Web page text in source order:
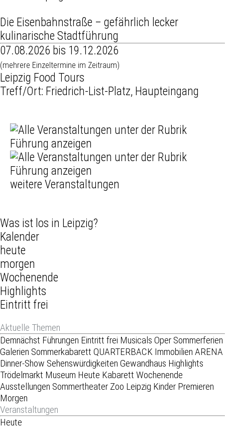
Die Eisenbahnstraße – gefährlich lecker
kulinarische Stadtführung
07.08.2026 bis 19.12.2026
(mehrere Einzeltermine im Zeitraum)
Leipzig Food Tours
Treff/Ort: Friedrich-List-Platz, Haupteingang
weitere Veranstaltungen
Was ist los in Leipzig?
Kalender
heute
morgen
Wochenende
Highlights
Eintritt frei
Aktuelle Themen
Demnächst Führungen Eintritt frei Musicals Oper Sommerferien
Galerien Sommerkabarett QUARTERBACK Immobilien ARENA
Dinner-Show Sehenswürdigkeiten Gewandhaus Highlights
Trödelmarkt Museum Heute Kabarett Wochenende
Ausstellungen Sommertheater Zoo Leipzig Kinder Premieren
Morgen
Veranstaltungen
Heute